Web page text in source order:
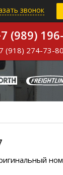
звонок
(989)
(918) 274-73-80